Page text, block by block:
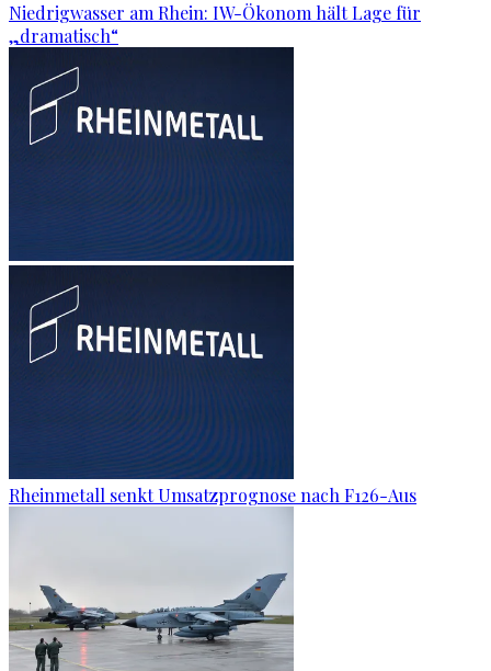
Niedrigwasser am Rhein: IW-Ökonom hält Lage für
„dramatisch“
Rheinmetall senkt Umsatzprognose nach F126-Aus